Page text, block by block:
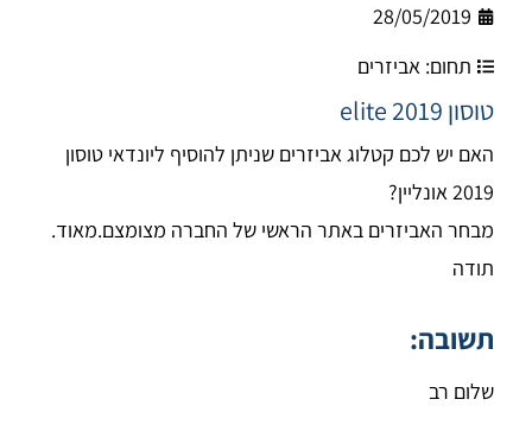
28/05/2019
תחום: אביזרים
טוסון elite 2019
האם יש לכם קטלוג אביזרים שניתן להוסיף ליונדאי טוסון
2019 אונליין?
מבחר האביזרים באתר הראשי של החברה מצומצם.מאוד.
תודה
תשובה:
שלום רב